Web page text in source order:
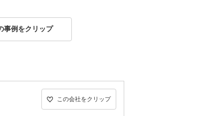
事例をクリップ
この会社をクリップ